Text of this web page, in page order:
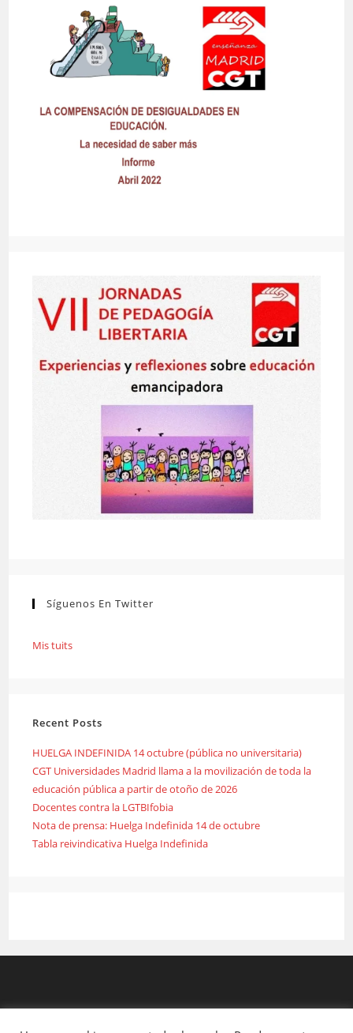
Síguenos En Twitter
Mis tuits
Recent Posts
HUELGA INDEFINIDA 14 octubre (pública no universitaria)
CGT Universidades Madrid llama a la movilización de toda la
educación pública a partir de otoño de 2026
Docentes contra la LGTBIfobia
Nota de prensa: Huelga Indefinida 14 de octubre
Tabla reivindicativa Huelga Indefinida